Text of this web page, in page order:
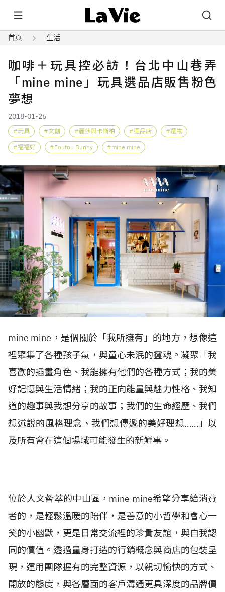
首頁 生活
咖啡＋玩具控必訪！台北中山巷弄
「mine mine」玩具選品店販售粉色
夢想
2018-01-26
玩具 文創 麗莎與卡斯柏 選品店 選物
福福好 Foufou Bunny mine mine
mine mine，是個關於「我所擁有」的地方，想像這
裡聚集了各種孩子氣，與童心未泯的靈魂。凝聚「我
喜歡的插畫角色、我能擁有他們的各種方式；我的美
好記憶與生活情緒；我的正向能量與魅力性格、我知
道的趣事與我想分享的故事；我們的生命經歷、我們
想述說的風格理念、我們想傳遞的美好理想……」以
及所有會在這個場域可能發生的新鮮事。
位於人文薈萃的中山區，mine mine希望分享給消費
者的，是輕鬆溫暖的陪伴，是善意的小哲學和會心一
笑的小幽默，更是日常交流裡的珍貴友誼，與自我認
同的價值。透過量身打造的行銷概念與商店的包裝呈
現，運用團隊握有的完整資源，以親切愉快的方式、
開放的態度，與各層面的客戶溝通更具深度的品牌價